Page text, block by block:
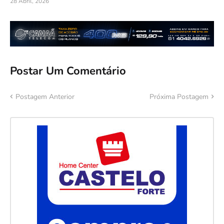
Postar Um Comentário
Postagem Anterior Próxima Postagem